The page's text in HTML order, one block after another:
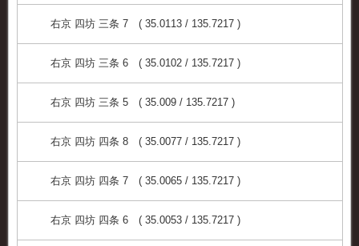
右京 四坊 三条 7 ( 35.0113 / 135.7217 )
右京 四坊 三条 6 ( 35.0102 / 135.7217 )
右京 四坊 三条 5 ( 35.009 / 135.7217 )
右京 四坊 四条 8 ( 35.0077 / 135.7217 )
右京 四坊 四条 7 ( 35.0065 / 135.7217 )
右京 四坊 四条 6 ( 35.0053 / 135.7217 )